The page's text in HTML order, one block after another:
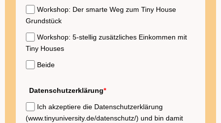
Workshop: Der smarte Weg zum Tiny House
Grundstück
Workshop: 5-stellig zusätzliches Einkommen mit
Tiny Houses
Beide
Datenschutzerklärung*
Ich akzeptiere die Datenschutzerklärung
(www.tinyuniversity.de/datenschutz/) und bin damit